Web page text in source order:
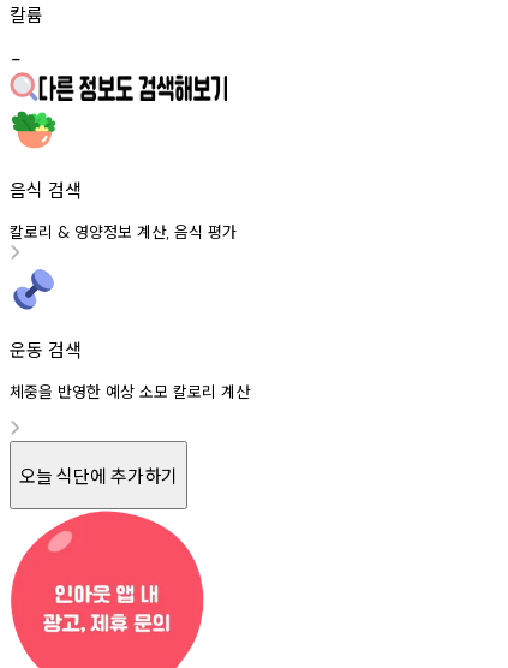
칼륨
-
음식 검색
칼로리 & 영양정보 계산, 음식 평가
운동 검색
체중을 반영한 예상 소모 칼로리 계산
오늘 식단에 추가하기